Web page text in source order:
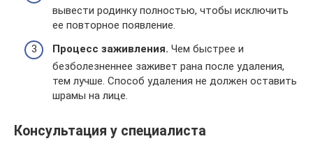
вывести родинку полностью, чтобы исключить
ее повторное появление.
Процесс заживления. Чем быстрее и
безболезненнее заживет рана после удаления,
тем лучше. Способ удаления не должен оставить
шрамы на лице.
Консультация у специалиста